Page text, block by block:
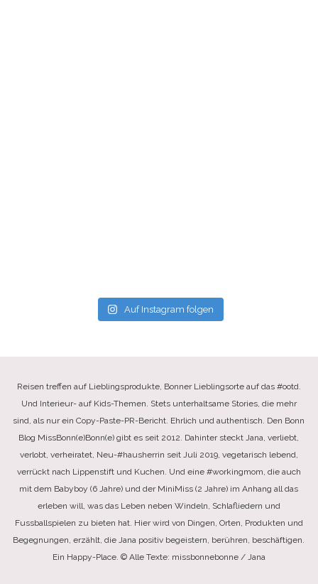
Auf Instagram folgen
Reisen treffen auf Lieblingsprodukte, Bonner Lieblingsorte auf das #ootd.
Und Interieur- auf Kids-Themen. Stets unterhaltsame Stories, die mehr
sind, als nur ein Copy-Paste-PR-Bericht. Ehrlich und authentisch. Den Bonn
Blog MissBonn(e)Bonn(e) gibt es seit 2012. Dahinter steckt Jana, verliebt,
verlobt, verheiratet, Neu-#hausherrin seit Juli 2019, vegetarisch lebend,
verrückt nach Lippenstift und Kuchen. Und eine #workingmom, die auch
mit dem Babyboy (6 Jahre) und der MiniMiss (2 Jahre) im Anhang all das
erleben will, was das Leben neben Windeln, Schlafliedern und
Fussballspielen zu bieten hat. Hier wird von Dingen, Orten, Produkten und
Begegnungen, erzählt, die Jana positiv begeistern, berühren, beschäftigen.
Ein Happy-Place. © Alle Texte: missbonnebonne / Jana